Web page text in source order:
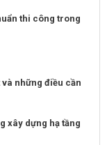
thi công trong
những điều cần
xây dựng hạ tầng